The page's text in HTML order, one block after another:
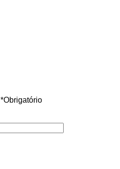
*Obrigatório